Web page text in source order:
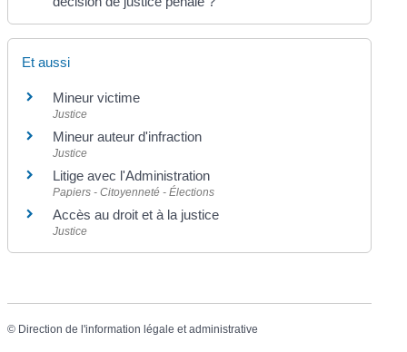
Et aussi
Mineur victime
Justice
Mineur auteur d'infraction
Justice
Litige avec l'Administration
Papiers - Citoyenneté - Élections
Accès au droit et à la justice
Justice
© Direction de l'information légale et administrative